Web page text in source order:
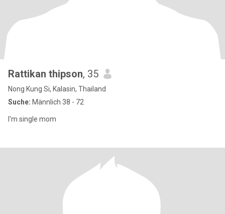
Rattikan thipson, 35
Nong Kung Si, Kalasin, Thailand
Suche: Männlich 38 - 72
I'm single mom